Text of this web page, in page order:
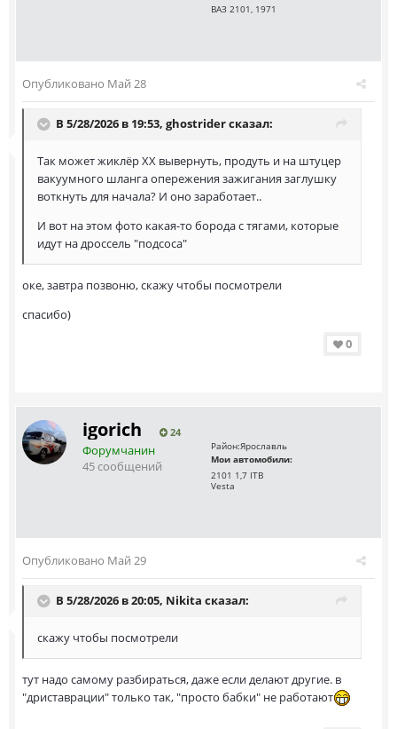
ВАЗ 2101, 1971
Опубликовано Май 28
В 5/28/2026 в 19:53, ghostriderсказал:
Так может жиклёр ХХ вывернуть, продуть и на штуцер
вакуумного шланга опережения зажигания заглушку
воткнуть для начала? И оно заработает..
И вот на этом фото какая-то борода с тягами, которые
идут на дроссель "подсоса"
оке, завтра позвоню, скажу чтобы посмотрели
спасибо)
0
igorich 24
Форумчанин
45 сообщений
Район:Ярославль
Мои автомобили:
2101 1,7 ITB
Vesta
Опубликовано Май 29
В 5/28/2026 в 20:05, Nikita сказал:
скажу чтобы посмотрели
тут надо самому разбираться, даже если делают другие. в
"дриставрации" только так, "просто бабки" не работают